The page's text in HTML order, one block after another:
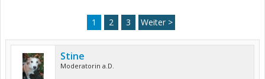
1 2 3 Weiter >
Stine
Moderatorin a.D.